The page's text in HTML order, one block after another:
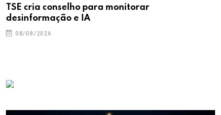
TSE cria conselho para monitorar
desinformação e IA
08/08/2026